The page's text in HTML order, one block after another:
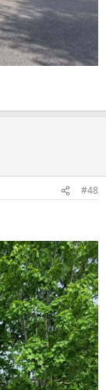
#48